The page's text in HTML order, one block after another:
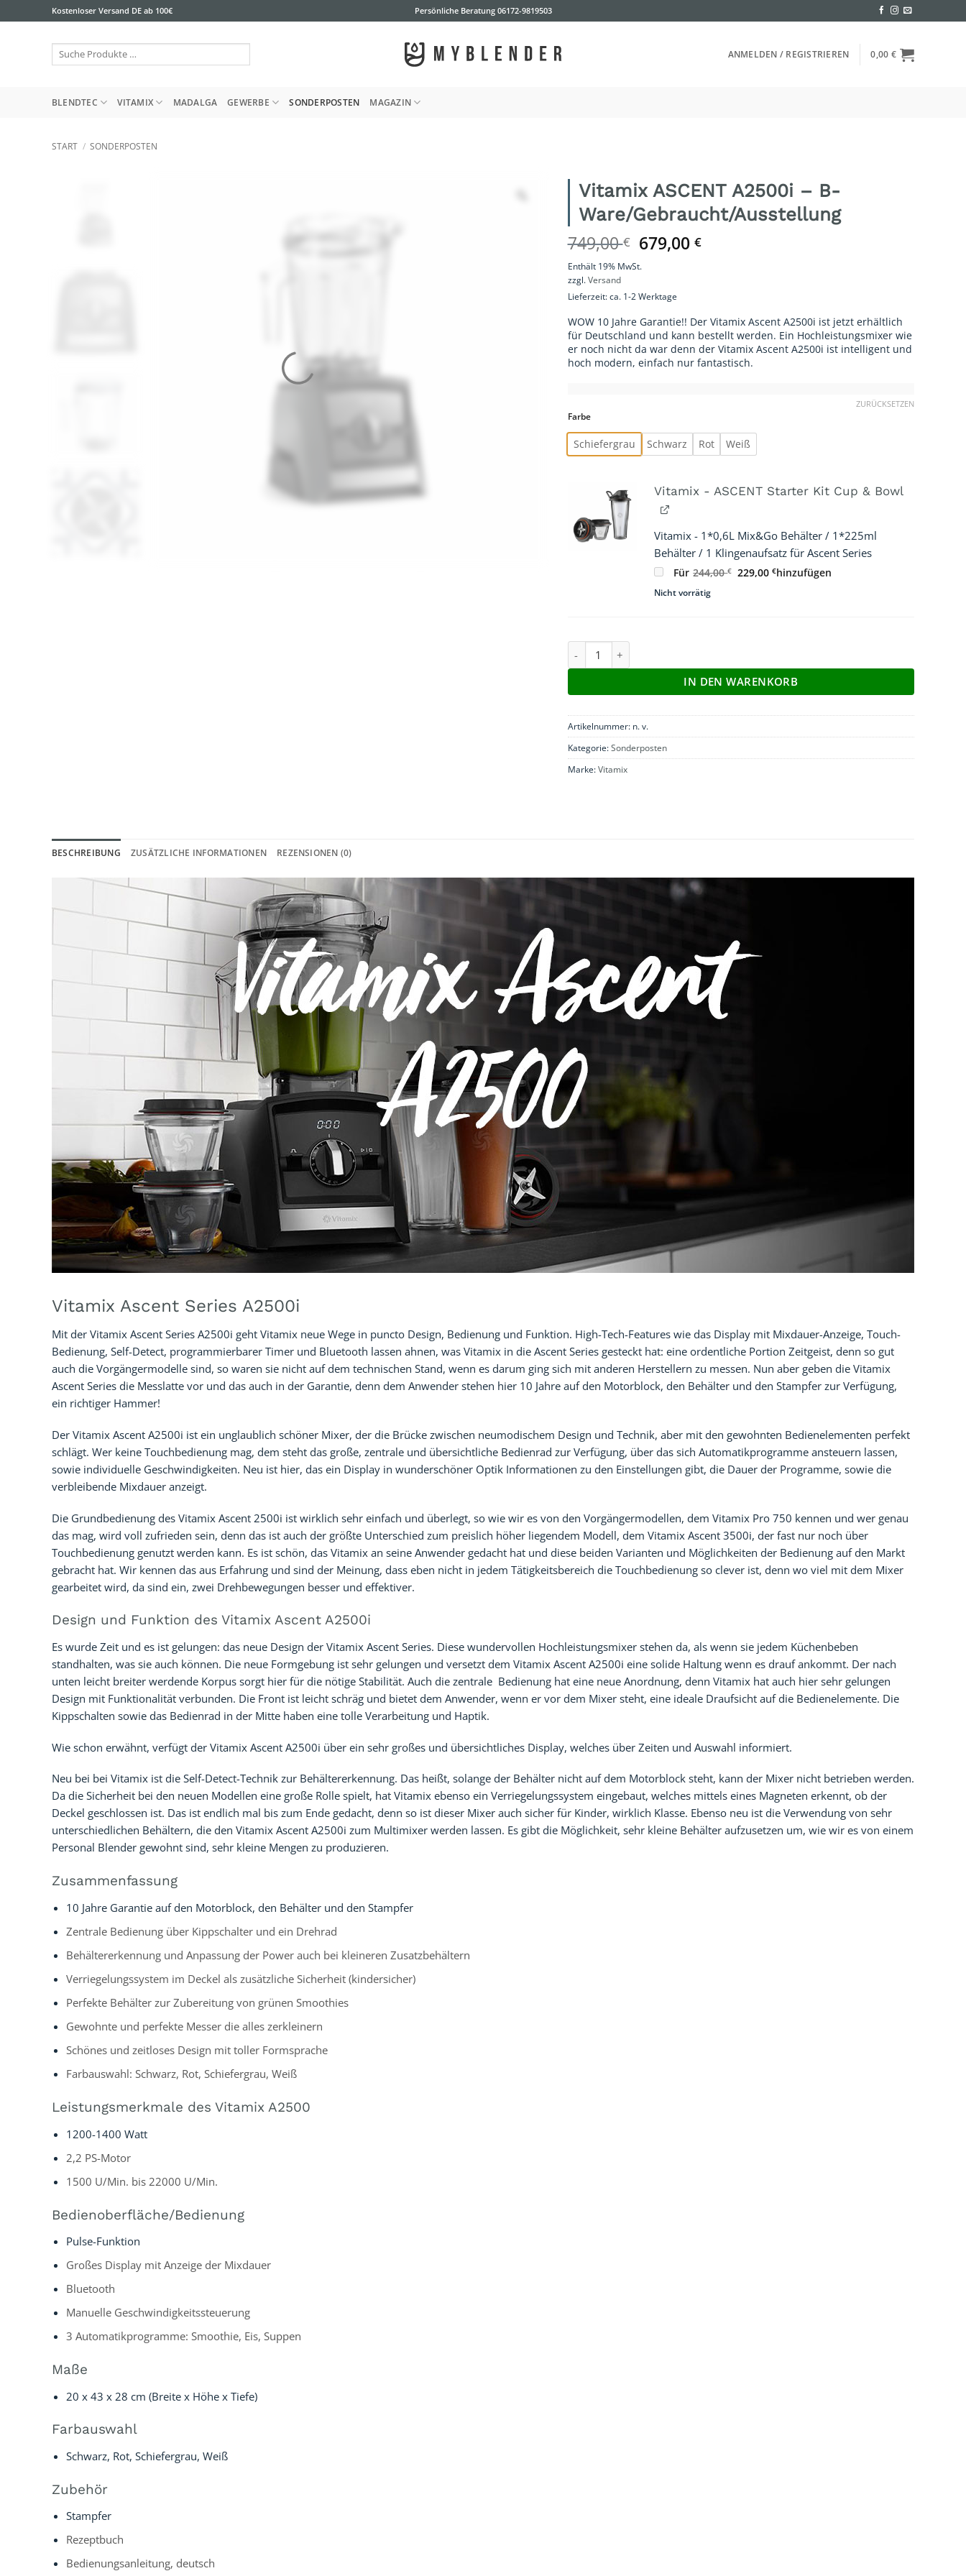
Inhalt
Kostenloser Versand DE ab 100€ Persönliche Beratung06172-9819503
Suche
ANMELDEN / REGISTRIEREN 0,00 €
BLENDTEC VITAMIX MADALGA GEWERBE SONDERPOSTEN MAGAZIN
START / SONDERPOSTEN
Vitamix ASCENT A2500i – B-
Ware/Gebraucht/Ausstellung
749,00€ Ursprünglicher
Preis
war:
749,00 €
679,00€Aktueller
Enthält 19% MwSt.
zzgl.Versand
Lieferzeit: ca. 1-2 Werktage
WOW 10 Jahre Garantie!! Der Vitamix Ascent A2500i ist jetzt erhältlich
für Deutschland und kann bestellt werden. Ein Hochleistungsmixer wie
er noch nicht da war denn der Vitamix Ascent A2500i ist intelligent und
hoch modern, einfach nur fantastisch.
Farbe
Schiefergrau Schwarz Rot Weiß
ZURÜCKSETZEN
Vitamix - ASCENT Starter Kit Cup & Bowl
Vitamix - 1*0,6L Mix&Go Behälter / 1*225ml
Behälter / 1 Klingenaufsatz für Ascent Series
Für 244,00€ Ursprünglicher
Preis
229,00€Aktueller
Preis
hinzufügen
Nicht vorrätig
Vitamix ASCENT A2500i - B-Ware/Gebraucht/Ausstellung Menge
IN DEN WARENKORB
Artikelnummer: n. v.
Kategorie:Sonderposten
Marke:Vitamix
BESCHREIBUNG ZUSÄTZLICHE INFORMATIONEN REZENSIONEN (0)
Vitamix Ascent Series A2500i
Mit der Vitamix Ascent Series A2500i geht Vitamix neue Wege in puncto Design, Bedienung und Funktion. High-Tech-Features wie das Display mit Mixdauer-Anzeige, Touch-
Bedienung, Self-Detect, programmierbarer Timer und Bluetooth lassen ahnen, was Vitamix in die Ascent Series gesteckt hat: eine ordentliche Portion Zeitgeist, denn so gut
auch die Vorgängermodelle sind, so waren sie nicht auf dem technischen Stand, wenn es darum ging sich mit anderen Herstellern zu messen. Nun aber geben die Vitamix
Ascent Series die Messlatte vor und das auch in der Garantie, denn dem Anwender stehen hier 10 Jahre auf den Motorblock, den Behälter und den Stampfer zur Verfügung,
ein richtiger Hammer!
Der Vitamix Ascent A2500i ist ein unglaublich schöner Mixer, der die Brücke zwischen neumodischem Design und Technik, aber mit den gewohnten Bedienelementen perfekt
schlägt. Wer keine Touchbedienung mag, dem steht das große, zentrale und übersichtliche Bedienrad zur Verfügung, über das sich Automatikprogramme ansteuern lassen,
sowie individuelle Geschwindigkeiten. Neu ist hier, das ein Display in wunderschöner Optik Informationen zu den Einstellungen gibt, die Dauer der Programme, sowie die
verbleibende Mixdauer anzeigt.
Die Grundbedienung des Vitamix Ascent 2500i ist wirklich sehr einfach und überlegt, so wie wir es von den Vorgängermodellen, dem Vitamix Pro 750 kennen und wer genau
das mag, wird voll zufrieden sein, denn das ist auch der größte Unterschied zum preislich höher liegendem Modell, dem Vitamix Ascent 3500i, der fast nur noch über
Touchbedienung genutzt werden kann. Es ist schön, das Vitamix an seine Anwender gedacht hat und diese beiden Varianten und Möglichkeiten der Bedienung auf den Markt
gebracht hat. Wir kennen das aus Erfahrung und sind der Meinung, dass eben nicht in jedem Tätigkeitsbereich die Touchbedienung so clever ist, denn wo viel mit dem Mixer
gearbeitet wird, da sind ein, zwei Drehbewegungen besser und effektiver.
Design und Funktion des Vitamix Ascent A2500i
Es wurde Zeit und es ist gelungen: das neue Design der Vitamix Ascent Series. Diese wundervollen Hochleistungsmixer stehen da, als wenn sie jedem Küchenbeben
standhalten, was sie auch können. Die neue Formgebung ist sehr gelungen und versetzt dem Vitamix Ascent A2500i eine solide Haltung wenn es drauf ankommt. Der nach
unten leicht breiter werdende Korpus sorgt hier für die nötige Stabilität. Auch die zentrale Bedienung hat eine neue Anordnung, denn Vitamix hat auch hier sehr gelungen
Design mit Funktionalität verbunden. Die Front ist leicht schräg und bietet dem Anwender, wenn er vor dem Mixer steht, eine ideale Draufsicht auf die Bedienelemente. Die
Kippschalten sowie das Bedienrad in der Mitte haben eine tolle Verarbeitung und Haptik.
Wie schon erwähnt, verfügt der Vitamix Ascent A2500i über ein sehr großes und übersichtliches Display, welches über Zeiten und Auswahl informiert.
Neu bei bei Vitamix ist die Self-Detect-Technik zur Behältererkennung. Das heißt, solange der Behälter nicht auf dem Motorblock steht, kann der Mixer nicht betrieben werden.
Da die Sicherheit bei den neuen Modellen eine große Rolle spielt, hat Vitamix ebenso ein Verriegelungssystem eingebaut, welches mittels eines Magneten erkennt, ob der
Deckel geschlossen ist. Das ist endlich mal bis zum Ende gedacht, denn so ist dieser Mixer auch sicher für Kinder, wirklich Klasse. Ebenso neu ist die Verwendung von sehr
unterschiedlichen Behältern, die den Vitamix Ascent A2500i zum Multimixer werden lassen. Es gibt die Möglichkeit, sehr kleine Behälter aufzusetzen um, wie wir es von einem
Personal Blender gewohnt sind, sehr kleine Mengen zu produzieren.
Zusammenfassung
10 Jahre Garantie auf den Motorblock, den Behälter und den Stampfer
Zentrale Bedienung über Kippschalter und ein Drehrad
Behältererkennung und Anpassung der Power auch bei kleineren Zusatzbehältern
Verriegelungssystem im Deckel als zusätzliche Sicherheit (kindersicher)
Perfekte Behälter zur Zubereitung von grünen Smoothies
Gewohnte und perfekte Messer die alles zerkleinern
Schönes und zeitloses Design mit toller Formsprache
Farbauswahl: Schwarz, Rot, Schiefergrau, Weiß
Leistungsmerkmale des Vitamix A2500
1200-1400 Watt
2,2 PS-Motor
1500 U/Min. bis 22000 U/Min.
Bedienoberfläche/Bedienung
Pulse-Funktion
Großes Display mit Anzeige der Mixdauer
Bluetooth
Manuelle Geschwindigkeitssteuerung
3 Automatikprogramme: Smoothie, Eis, Suppen
Maße
20 x 43 x 28 cm (Breite x Höhe x Tiefe)
Farbauswahl
Schwarz, Rot, Schiefergrau, Weiß
Zubehör
Stampfer
Rezeptbuch
Bedienungsanleitung, deutsch